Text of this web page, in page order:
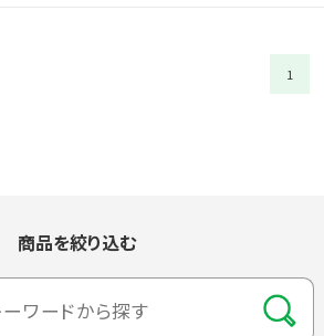
1
商品を絞り込む